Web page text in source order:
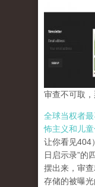
审查不可取
全球当权者
怖主义和儿
让你看见404
日启示录”的
摆出来，审
存储的被曝